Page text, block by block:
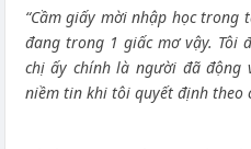
“Cầm giấy mời nhập học
đang trong 1 giấc mơ vậy.
chị ấy chính là người đã
niềm tin khi tôi quyết định theo